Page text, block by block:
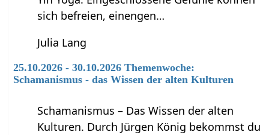
sich befreien, einengen…
Julia Lang
25.10.2026 - 30.10.2026 Themenwoche:
Schamanismus - das Wissen der alten Kulturen
Schamanismus – Das Wissen der alten
Kulturen. Durch Jürgen König bekommst du